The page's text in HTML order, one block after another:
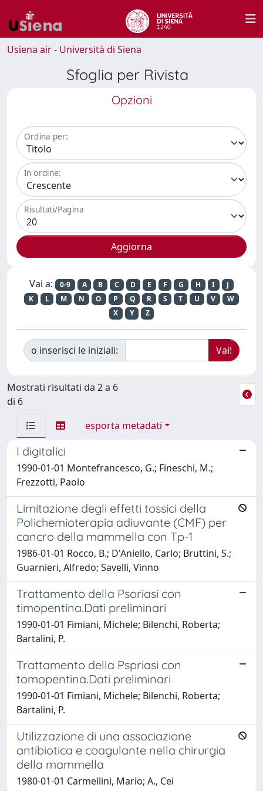
Usiena air - Università di Siena
Sfoglia per Rivista
Opzioni
Ordina per:
In ordine:
Risultati/Pagina
Vai a: 0-9 A B C D E F G H I
J
K
L M N O P Q R S T U V
W
X
Y Z
o inserisci le iniziali:
Mostrati risultati da 2 a 6
di 6
esporta metadati
I digitalici
1990-01-01 Montefrancesco, G.; Fineschi, M.;
Frezzotti, Paolo
Limitazione degli effetti tossici della
Polichemioterapia adiuvante (CMF) per
cancro della mammella con Tp-1
1986-01-01 Rocco, B.; D'Aniello, Carlo; Bruttini, S.;
Guarnieri, Alfredo; Savelli, Vinno
Trattamento della Psoriasi con
timopentina.Dati preliminari
1990-01-01 Fimiani, Michele; Bilenchi, Roberta;
Bartalini, P.
Trattamento della Pspriasi con
tomopentina.Dati preliminari
1990-01-01 Fimiani, Michele; Bilenchi, Roberta;
Bartalini, P.
Utilizzazione di una associazione
antibiotica e coagulante nella chirurgia
della mammella
1980-01-01 Carmellini, Mario; A., Cei